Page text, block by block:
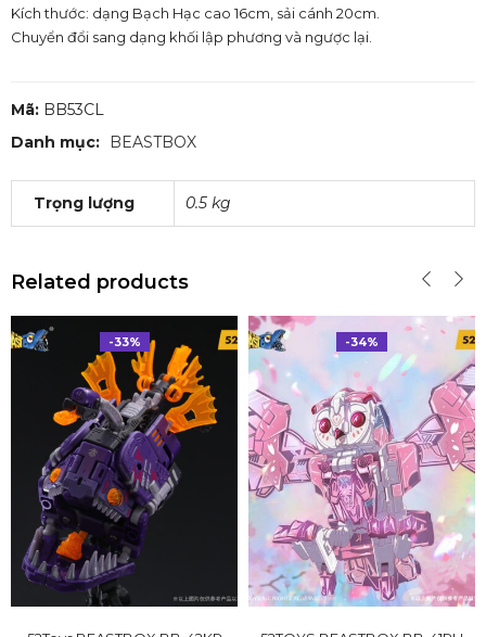
Kích thước: dạng Bạch Hạc cao 16cm, sải cánh 20cm.
Chuyển đổi sang dạng khối lập phương và ngược lại.
Mã: BB53CL
Danh mục:
BEASTBOX
Trọng lượng 0.5 kg
Related products
-33% -34%